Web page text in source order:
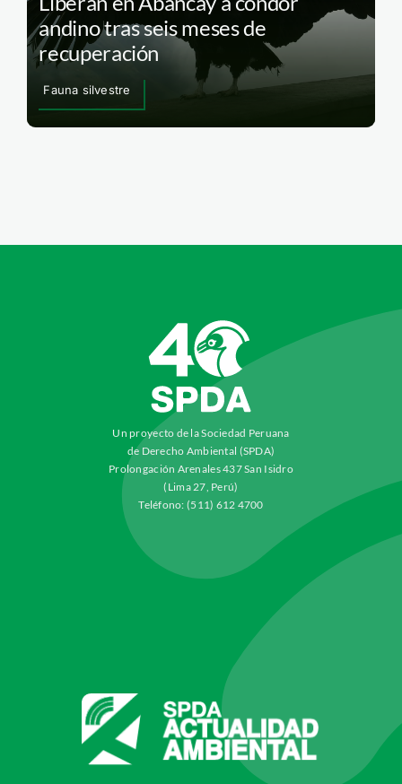
andino tras seis meses de
recuperación
Fauna silvestre
Un proyecto de la Sociedad Peruana
de Derecho Ambiental (SPDA)
Prolongación Arenales 437 San Isidro
(Lima 27, Perú)
Teléfono: (511) 612 4700